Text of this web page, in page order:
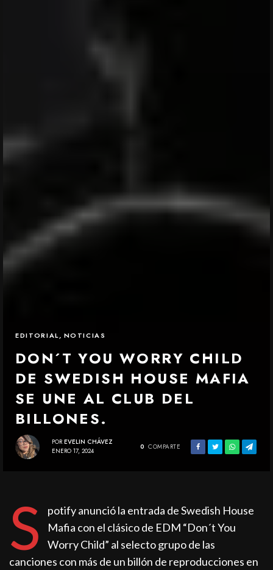
EDITORIAL, NOTICIAS
DON´T YOU WORRY CHILD
DE SWEDISH HOUSE MAFIA
SE UNE AL CLUB DEL
BILLONES.
POR EVELIN CHÁVEZ
ENERO 17, 2024
0 COMPARTE
S
potify anunció la entrada de Swedish House
Mafia con el clásico de EDM “Don´t You
Worry Child” al selecto grupo de las
canciones con más de un billón de reproducciones en